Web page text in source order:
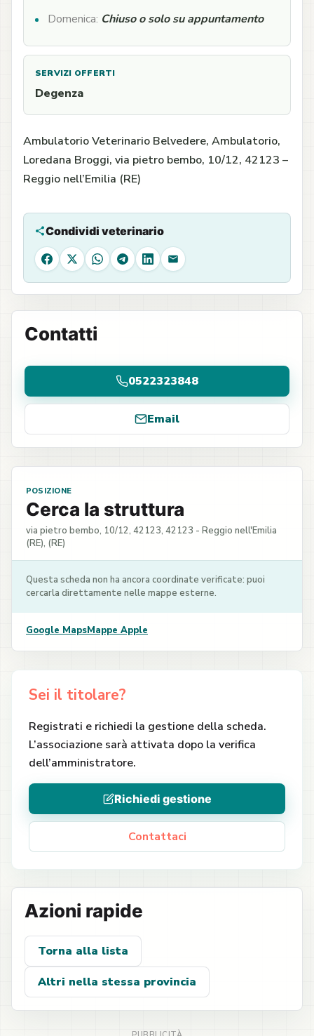
Domenica: Chiuso o solo su appuntamento
SERVIZI OFFERTI
Degenza
Ambulatorio Veterinario Belvedere, Ambulatorio,
Loredana Broggi, via pietro bembo, 10/12, 42123 –
Reggio nell’Emilia (RE)
Condividi veterinario
Facebook
X WhatsAppTelegram
LinkedIn
Email
Contatti
0522323848
Email
POSIZIONE
Cerca la struttura
via pietro bembo, 10/12, 42123, 42123 - Reggio nell'Emilia
(RE), (RE)
Questa scheda non ha ancora coordinate verificate: puoi
cercarla direttamente nelle mappe esterne.
Google MapsMappe Apple
Sei il titolare?
Registrati e richiedi la gestione della scheda.
L’associazione sarà attivata dopo la verifica
dell’amministratore.
Richiedi gestione
Contattaci
Azioni rapide
Torna alla lista
Altri nella stessa provincia